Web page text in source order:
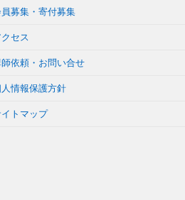
募集・寄付募集
セス
依頼・お問い合せ
情報保護方針
トマップ